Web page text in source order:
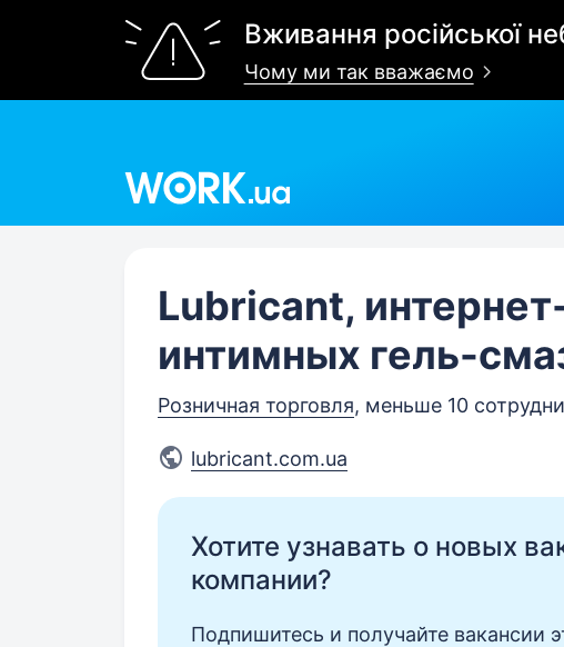
Вживання російської
Чому ми так вважаємо
Lubricant,
интимных гель-
Розничная торговля, меньше 10
lubricant.com.ua
Хотите узнавать о новых
компании?
Подпишитесь и получайте вакансии